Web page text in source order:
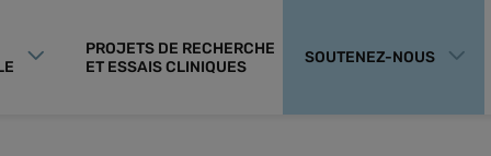
PROJETS DE RECHERCHE
ET ESSAIS CLINIQUES
SOUTENEZ-NOUS